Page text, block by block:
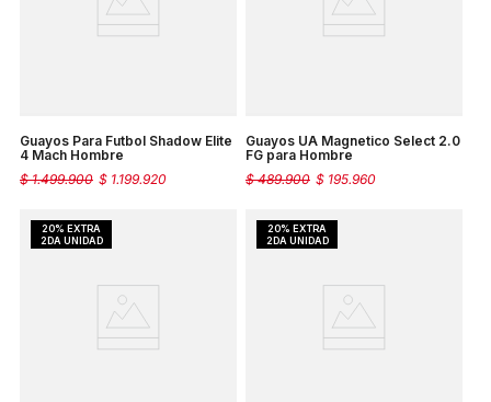
Guayos Para Futbol Shadow Elite
4 Mach Hombre
$ 1.199.920
$ 1.499.900
Guayos UA Magnetico Select 2.0
FG para Hombre
$ 195.960
$ 489.900